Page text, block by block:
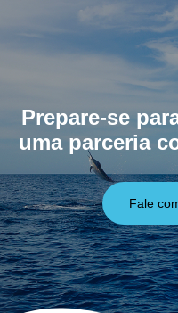
Prepare-se
uma parceria
Fale